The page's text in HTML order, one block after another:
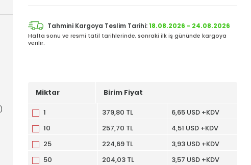
)
Tahmini Kargoya Teslim Tarihi:18.08.2026 - 24.08.2026
Hafta sonu ve resmi tatil tarihlerinde, sonraki ilk iş gününde kargoya
verilir.
Miktar Birim Fiyat
1 379,80 TL
6,65 USD +KDV
10
257,70 TL
4,51 USD +KDV
25
224,69 TL
3,93 USD +KDV
50
204,03 TL
3,57 USD +KDV